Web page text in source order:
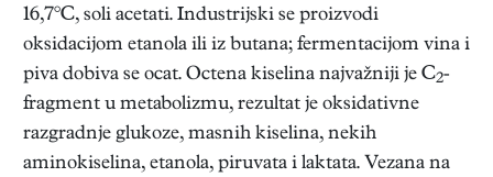
16,7°C, soli acetati. Industrijski se proizvodi
oksidacijom etanola ili iz butana; fermentacijom vina i
piva dobiva se ocat. Octena kiselina najvažniji je C2-
fragment u metabolizmu, rezultat je oksidativne
razgradnje glukoze, masnih kiselina, nekih
aminokiselina, etanola, piruvata i laktata. Vezana na